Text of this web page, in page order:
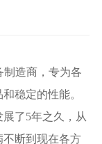
制造商，专为各
稳定的性能。
了5年之久，从
断到现在各方